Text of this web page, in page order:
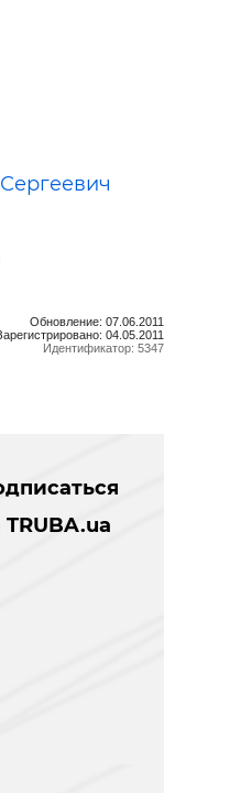
Обновление: 07.06.2011
04.05.2011
Идентификатор: 5347
TRUBA.ua